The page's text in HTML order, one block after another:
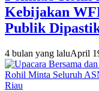
Kebijakan
Publik
4 bulan yang laluApril
Riau